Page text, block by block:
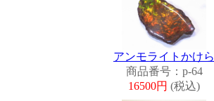
アンモライトかけら
商品番号：p-64
16500円 (税込)